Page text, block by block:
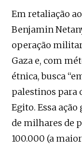
Em retaliação
Benjamin
operação
Gaza e, com
étnica, busca
palestinos para
Egito. Essa
de milhares de
100.000 (a